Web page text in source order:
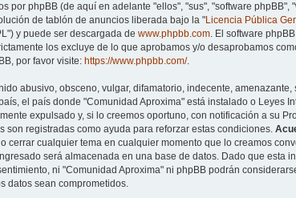
por phpBB (de aquí en adelante "ellos", "sus", "software phpBB",
de tablón de anuncios liberada bajo la "Licencia Pública
y puede ser descargada de www.phpbb.com. El software
los excluye de lo que aprobamos y/o desaprobamos
por favor visite: https://www.phpbb.com/.
abusivo, obsceno, vulgar, difamatorio, indecente,
el país donde "Comunidad Aproxima" está instalado o Leyes
expulsado y, si lo creemos oportuno, con notificación a su
son registradas como ayuda para reforzar estas condiciones.
cerrar cualquier tema en cualquier momento que lo creamos
será almacenada en una base de datos. Dado que esta
ni "Comunidad Aproxima" ni phpBB podrán
datos sean comprometidos.